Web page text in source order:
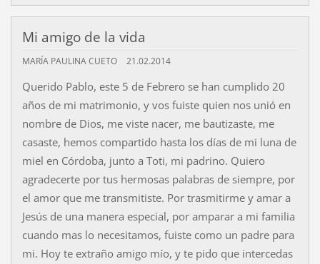
Mi amigo de la vida
MARÍA PAULINA CUETO 21.02.2014
Querido Pablo, este 5 de Febrero se han cumplido 20
años de mi matrimonio, y vos fuiste quien nos unió en
nombre de Dios, me viste nacer, me bautizaste, me
casaste, hemos compartido hasta los días de mi luna de
miel en Córdoba, junto a Toti, mi padrino. Quiero
agradecerte por tus hermosas palabras de siempre, por
el amor que me transmitiste. Por trasmitirme y amar a
Jesús de una manera especial, por amparar a mi familia
cuando mas lo necesitamos, fuiste como un padre para
mi. Hoy te extraño amigo mío, y te pido que intercedas